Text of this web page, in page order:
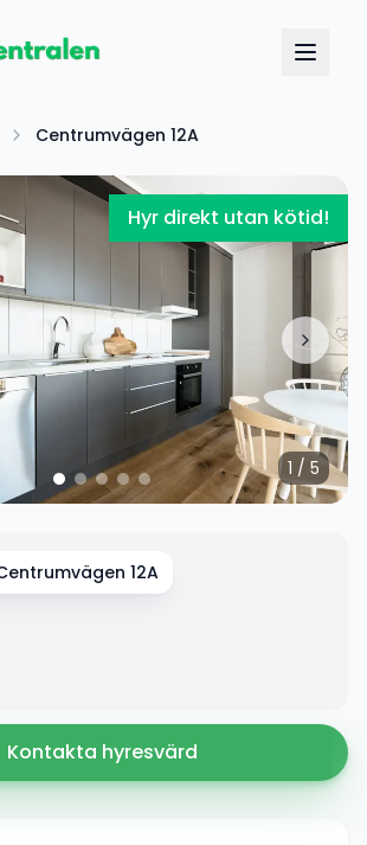
Centrumvägen 12A
Hyr direkt utan kötid!
1 / 5
12A
Kontakta hyresvärd